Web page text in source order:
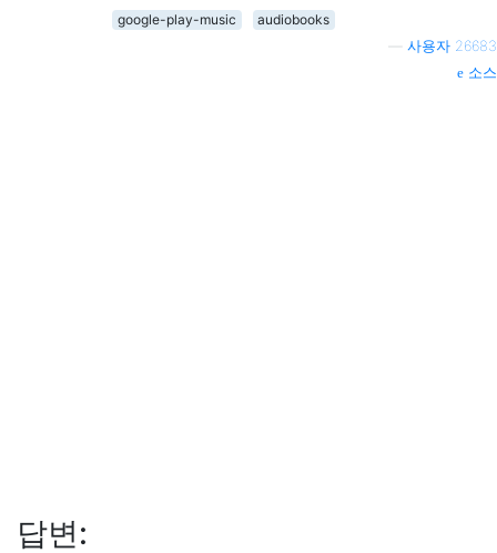
google-play-music
audiobooks
사용자 26683
소스
답변: